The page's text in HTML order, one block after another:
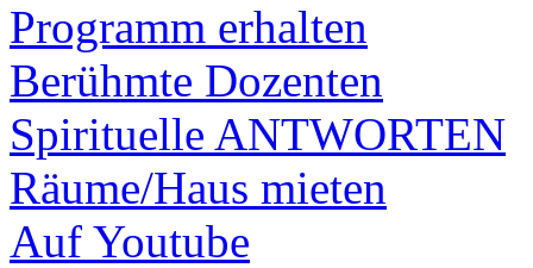
Programm erhalten
Berühmte Dozenten
Spirituelle ANTWORTEN
Räume/Haus mieten
Auf Youtube